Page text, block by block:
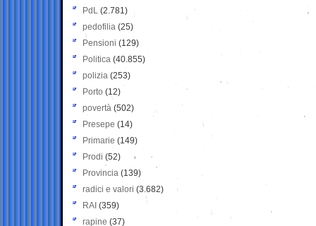
PdL (2.781)
pedofilia (25)
Pensioni (129)
Politica (40.855)
polizia (253)
Porto (12)
povertà (502)
Presepe (14)
Primarie (149)
Prodi (52)
Provincia (139)
radici e valori (3.682)
RAI (359)
rapine (37)